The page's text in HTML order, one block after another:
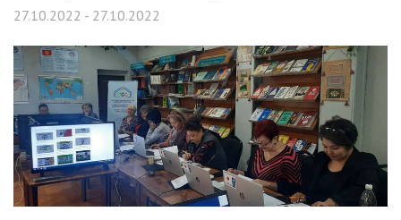
27.10.2022 - 27.10.2022